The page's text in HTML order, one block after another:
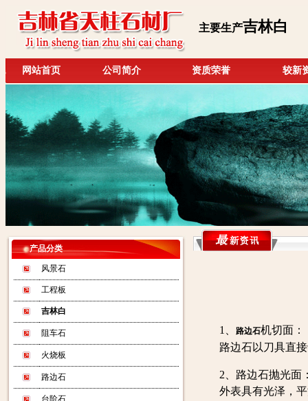
主要生产吉林白
网站首页 公司简介 资质荣誉 较新
产品分类
风景石
工程板
吉林白
阻车石
火烧板
路边石
台阶石
1、 路边石机切面：
路边石以刀具直接
2、路边石抛光面
外表具有光泽，平